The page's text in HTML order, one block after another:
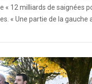
« 12 milliards de saignées
« Une partie de la gauche